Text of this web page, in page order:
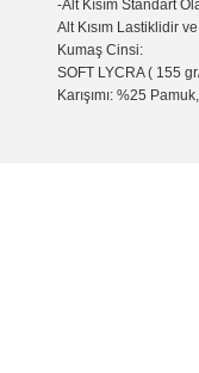
-Alt Kısım Standart
Alt Kısım Lastiklidir
Kumaş Cinsi:
SOFT LYCRA ( 155
Karışımı: %25
Ürün